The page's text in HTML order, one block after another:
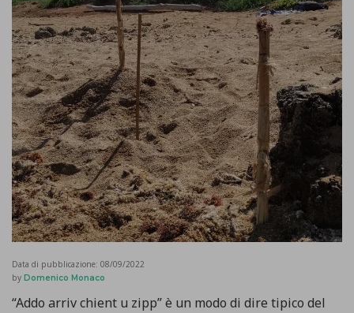
Data di pubblicazione: 08/09/2022
by Domenico Monaco
“Addo arriv chient u zipp” è un modo di dire tipico del